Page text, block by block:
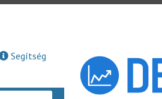
Segítség